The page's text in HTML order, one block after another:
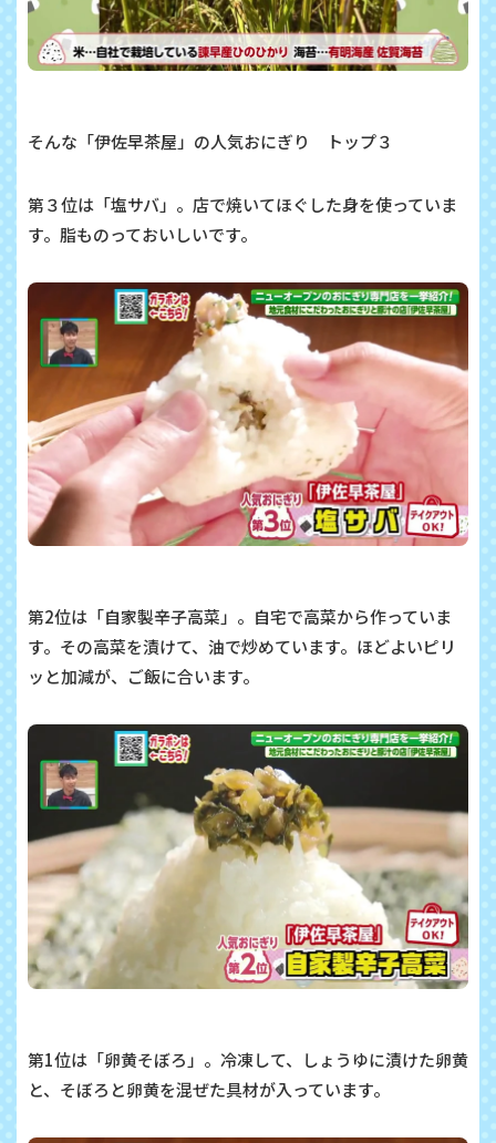
そんな「伊佐早茶屋 」の人気おにぎり トップ３
第３位は「塩サバ」。店で焼いてほぐした身を使っていま
す。脂ものっておいしいです。
第2位は「自家製辛子高菜」。自宅で高菜から作っていま
す。その高菜を漬けて、油で炒めています。ほどよいピリ
ッと加減が、ご飯に合います。
第1位は「卵黄そぼろ」。冷凍して、しょうゆに漬けた卵黄
と、そぼろと卵黄を混ぜた具材が入っています。